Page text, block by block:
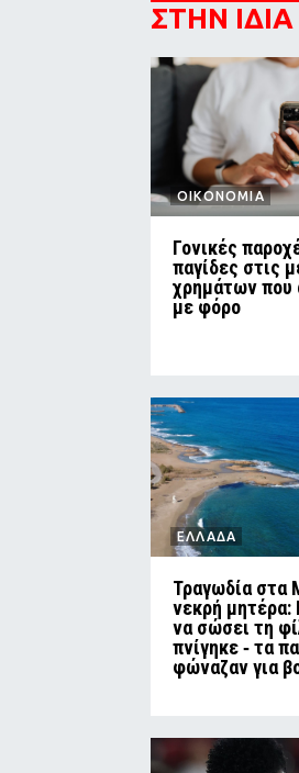
ΣΤΗΝ
ΟΙΚΟΝΟΜΙΑ
Γονικές
παγίδες στις
χρημάτων που
με φόρο
ΕΛΛΑΔΑ
Τραγωδία στα
νεκρή μητέρα:
να σώσει τη
πνίγηκε ‑ τα
φώναζαν για